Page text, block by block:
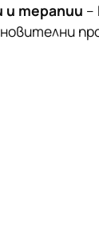
и терапии –